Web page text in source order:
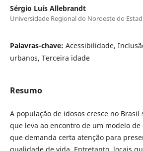
Sérgio Luís Allebrandt
Universidade Regional do Noroeste do
Palavras-chave: Acessibilidade,
urbanos, Terceira idade
Resumo
A população de idosos cresce no
que leva ao encontro de um modelo
que demanda certa atenção para